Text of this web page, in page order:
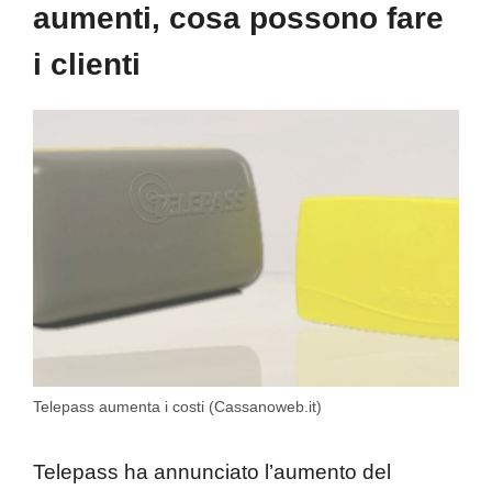
aumenti, cosa possono fare
i clienti
Telepass aumenta i costi (Cassanoweb.it)
Telepass ha annunciato l’aumento del